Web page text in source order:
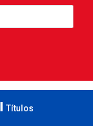
Títulos